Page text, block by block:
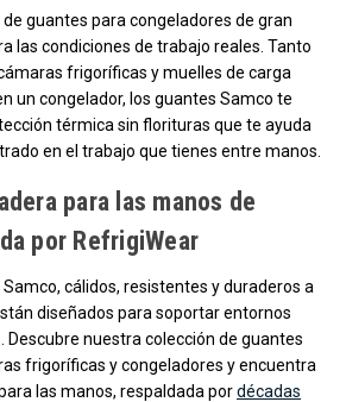
guantes para congeladores de gran
las condiciones de trabajo reales. Tanto
frigoríficas y muelles de carga
un congelador, los guantes Samco te
térmica sin florituras que te ayuda
en el trabajo que tienes entre manos.
para las manos de
por RefrigiWear
cálidos, resistentes y duraderos a
diseñados para soportar entornos
Descubre nuestra colección de guantes
frigoríficas y congeladores y encuentra
las manos, respaldada pordécadas